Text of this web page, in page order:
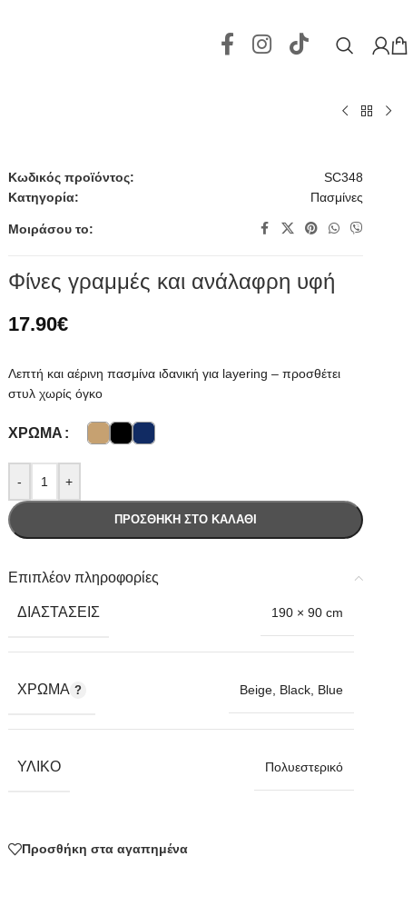
Κωδικός προϊόντος:
SC348
Κατηγορία:
Πασμίνες
Μοιράσου το:
Φίνες γραμμές και ανάλαφρη υφή
17.90€
Λεπτή και αέρινη πασμίνα ιδανική για layering – προσθέτει
στυλ χωρίς όγκο
ΧΡΏΜΑ
- +
ΠΡΟΣΘΉΚΗ ΣΤΟ ΚΑΛΆΘΙ
Επιπλέον πληροφορίες
ΔΙΑΣΤΆΣΕΙΣ 190 × 90 cm
ΧΡΏΜΑ Beige, Black, Blue
ΥΛΙΚΌ Πολυεστερικό
Προσθήκη στα αγαπημένα